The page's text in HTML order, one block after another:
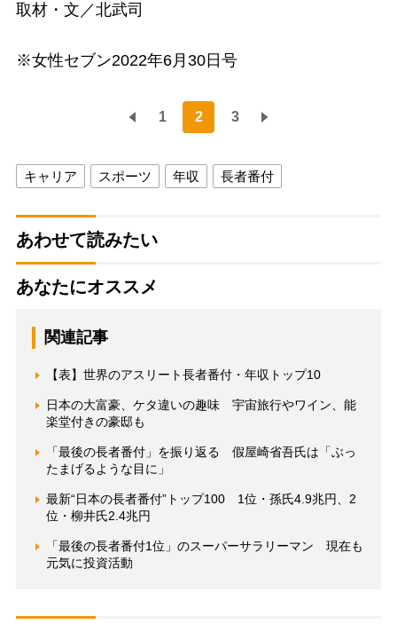
取材・文／北武司
※女性セブン2022年6月30日号
1 2 3
キャリア スポーツ 年収 長者番付
あわせて読みたい
あなたにオススメ
関連記事
【表】世界のアスリート長者番付・年収トップ10
日本の大富豪、ケタ違いの趣味 宇宙旅行やワイン、能
楽堂付きの豪邸も
「最後の長者番付」を振り返る 假屋崎省吾氏は「ぶっ
たまげるような目に」
最新“日本の長者番付”トップ100 1位・孫氏4.9兆円、2
位・柳井氏2.4兆円
「最後の長者番付1位」のスーパーサラリーマン 現在も
元気に投資活動